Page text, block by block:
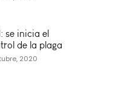
se inicia el
de la plaga
2020